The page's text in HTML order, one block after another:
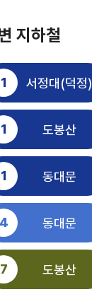
지하철
1 서정대(덕정)
1 도봉산
1 동대문
4 동대문
7 도봉산